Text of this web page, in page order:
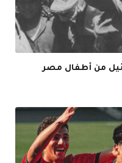
من أطفال مصر